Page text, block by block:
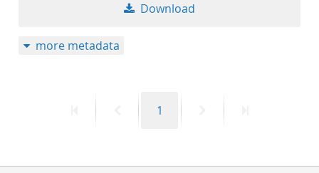
Download
more metadata
PreviousPage
1